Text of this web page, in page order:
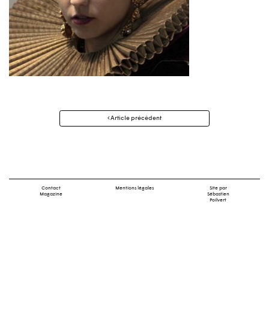
Navigation
Article précédent
Contact
Magazine
Mentions légales
Site par
Sébastien
Poilvert